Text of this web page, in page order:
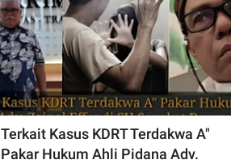
Terkait Kasus KDRT Terdakwa A"
Pakar Hukum Ahli Pidana Adv.